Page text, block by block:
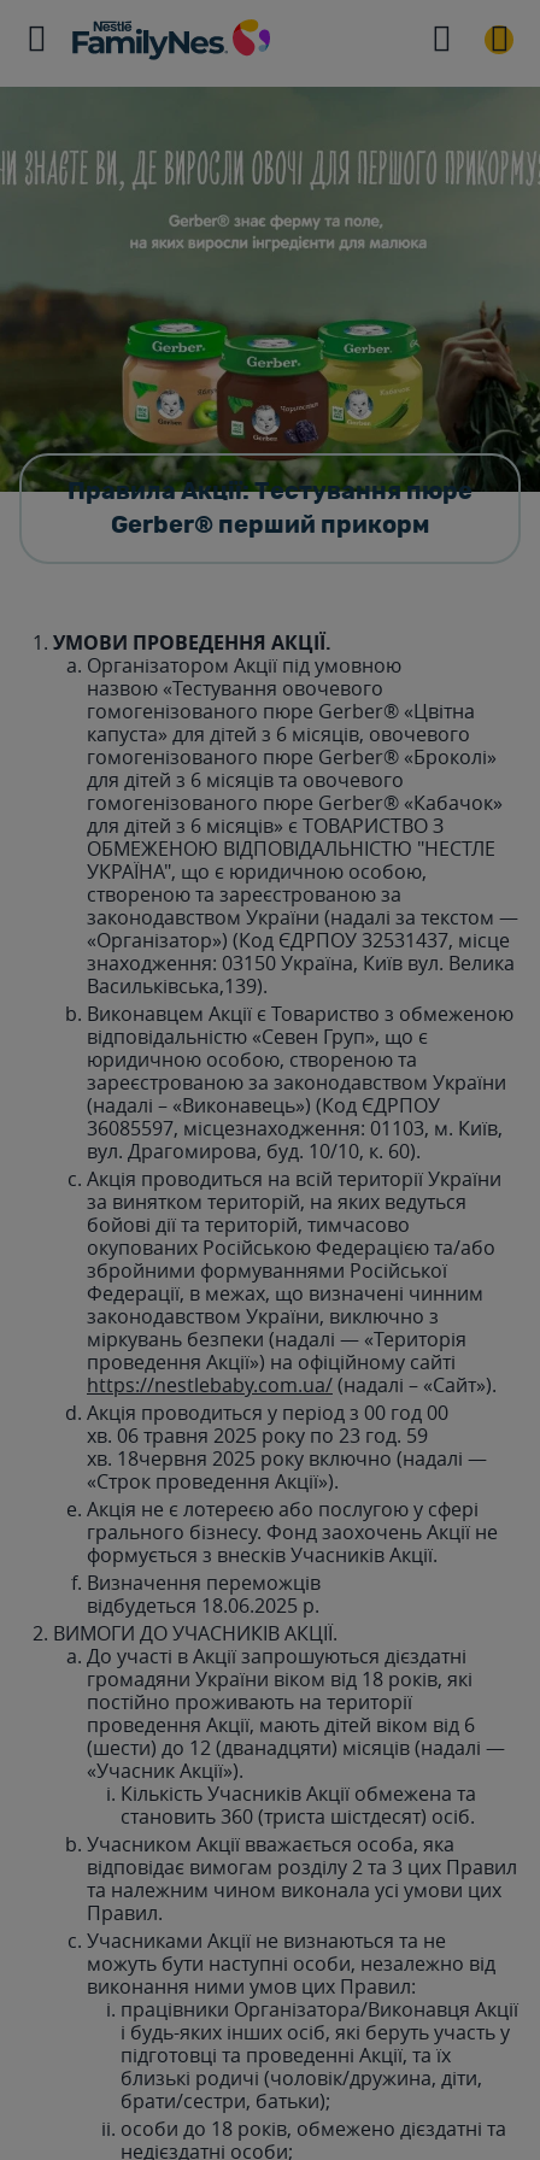
Правила Акції: Тестування пюре
Gerber® перший прикорм
УМОВИ ПРОВЕДЕННЯ АКЦІЇ.
Організатором Акції під умовною
назвою «Тестування овочевого
гомогенізованого пюре Gerber® «Цвітна
капуста» для дітей з 6 місяців, овочевого
гомогенізованого пюре Gerber® «Броколі»
для дітей з 6 місяців та овочевого
гомогенізованого пюре Gerber® «Кабачок»
для дітей з 6 місяців» є ТОВАРИСТВО З
ОБМЕЖЕНОЮ ВІДПОВІДАЛЬНІСТЮ "НЕСТЛЕ
УКРАЇНА", що є юридичною особою,
створеною та зареєстрованою за
законодавством України (надалі за текстом —
«Організатор») (Код ЄДРПОУ 32531437, місце
знаходження: 03150 Україна, Київ вул. Велика
Васильківська,139).
Виконавцем Акції є Товариство з обмеженою
відповідальністю «Севен Груп», що є
юридичною особою, створеною та
зареєстрованою за законодавством України
(надалі – «Виконавець») (Код ЄДРПОУ
36085597, місцезнаходження: 01103, м. Київ,
вул. Драгомирова, буд. 10/10, к. 60).
Акція проводиться на всій території України
за винятком територій, на яких ведуться
бойові дії та територій, тимчасово
окупованих Російською Федерацією та/або
збройними формуваннями Російської
Федерації, в межах, що визначені чинним
законодавством України, виключно з
міркувань безпеки (надалі — «Територія
проведення Акції») на офіційному сайті
https://nestlebaby.com.ua/(надалі – «Сайт»).
Акція проводиться у період з 00 год 00
хв. 06 травня 2025 року по 23 год. 59
хв. 18червня 2025 року включно (надалі —
«Строк проведення Акції»).
Акція не є лотереєю або послугою у сфері
грального бізнесу. Фонд заохочень Акції не
формується з внесків Учасників Акції.
Визначення переможців
відбудеться 18.06.2025 р.
ВИМОГИ ДО УЧАСНИКІВ АКЦІЇ.
До участі в Акції запрошуються дієздатні
громадяни України віком від 18 років, які
постійно проживають на території
проведення Акції, мають дітей віком від 6
(шести) до 12 (дванадцяти) місяців (надалі —
«Учасник Акції»).
Кількість Учасників Акції обмежена та
становить 360 (триста шістдесят) осіб.
Учасником Акції вважається особа, яка
відповідає вимогам розділу 2 та 3 цих Правил
та належним чином виконала усі умови цих
Правил.
Учасниками Акції не визнаються та не
можуть бути наступні особи, незалежно від
виконання ними умов цих Правил:
працівники Організатора/Виконавця Акції
і будь-яких інших осіб, які беруть участь у
підготовці та проведенні Акції, та їх
близькі родичі (чоловік/дружина, діти,
брати/сестри, батьки);
особи до 18 років, обмежено дієздатні та
недієздатні особи;